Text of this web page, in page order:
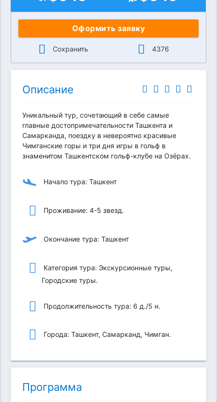
Оформить заявку
Сохранить 4376
Описание
Уникальный тур, сочетающий в себе самые
главные достопримечательности Ташкента и
Самарканда, поездку в невероятно красивые
Чимганские горы и три дня игры в гольф в
знаменитом Ташкентском гольф-клубе на Озёрах.
Начало тура: Ташкент
Проживание: 4-5 звезд.
Окончание тура: Ташкент
Категория тура: Экскурсионные туры,
Городские туры.
Продолжительность тура: 6 д./5 н.
Города: Ташкент, Самарканд, Чимган.
Программа